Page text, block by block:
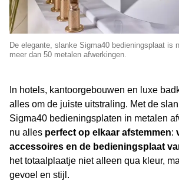
De elegante, slanke Sigma40 bedieningsplaat is
meer dan 50 metalen afwerkingen.
In hotels, kantoorgebouwen en luxe
alles om de juiste uitstraling. Met de
Sigma40 bedieningsplaten in metalen
nu alles perfect op elkaar afstemmen:
accessoires en de bedieningsplaat
het totaalplaatje niet alleen qua kleur,
gevoel en stijl.